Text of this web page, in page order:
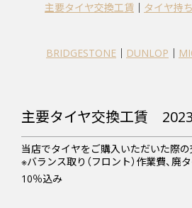
主要タイヤ交換工賃 ｜ タイヤ持
BRIDGESTONE ｜ DUNLOP ｜
主要タイヤ交換工賃
当店でタイヤをご購入いただいた際の
※バランス取り（フロント）作業費、廃
10％込み